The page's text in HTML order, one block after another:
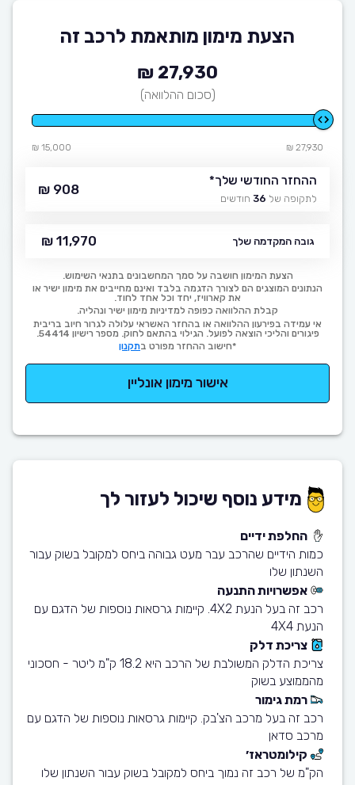
הצעת מימון מותאמת לרכב זה
27,930 ₪
(סכום ההלוואה)
27,930 ₪
15,000 ₪
ההחזר החודשי שלך*
לתקופה של 36 חודשים
908 ₪
גובה המקדמה שלך 11,970 ₪
הצעת המימון חושבה על סמך המחשבונים בתנאי השימוש.
הנתונים המוצגים הם לצורך הדגמה בלבד ואינם מחייבים את מימון ישיר או
את קארוויז, יחד וכל אחד לחוד.
קבלת ההלוואה כפופה למדיניות מימון ישיר ונהליה.
אי עמידה בפירעון ההלוואה או בהחזר האשראי עלולה לגרור חיוב בריבית
פיגורים והליכי הוצאה לפועל. הגילוי בהתאם לחוק. מספר רישיון 54414.
*חישוב ההחזר מפורט בתקנון
אישור מימון אונליין
מידע נוסף שיכול לעזור לך
החלפת ידיים
כמות הידיים שהרכב עבר מעט גבוהה ביחס למקובל בשוק עבור
השנתון שלו
אפשרויות התנעה
רכב זה בעל הנעת 4X2. קיימות גרסאות נוספות של הדגם עם
הנעת 4X4
צריכת דלק
צריכת הדלק המשולבת של הרכב היא 18.2 ק"מ ליטר - חסכוני
מהממוצע בשוק
רמת גימור
רכב זה בעל מרכב הצ'בק. קיימות גרסאות נוספות של הדגם עם
מרכב סדאן
קילומטראז׳
הק"מ של רכב זה נמוך ביחס למקובל בשוק עבור השנתון שלו